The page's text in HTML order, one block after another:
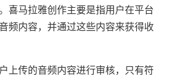
喜马拉雅创作主要是指用户在平台
频内容，并通过这些内容来获得收
上传的音频内容进行审核，只有符